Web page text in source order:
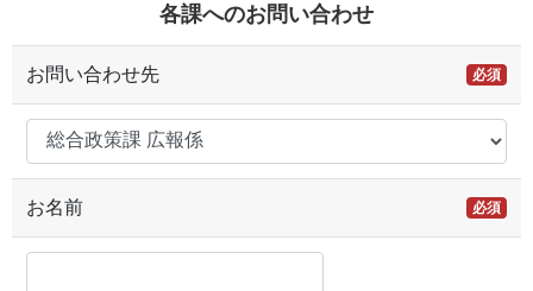
各課へのお問い合わせ
お問い合わせ先 必須
お名前 必須